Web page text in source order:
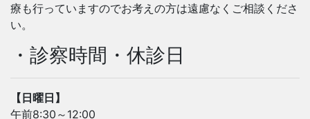
療も行っていますのでお考えの方は遠慮なくご相談くださ
い。
・診察時間・休診日
【日曜日】
午前8:30～12:00